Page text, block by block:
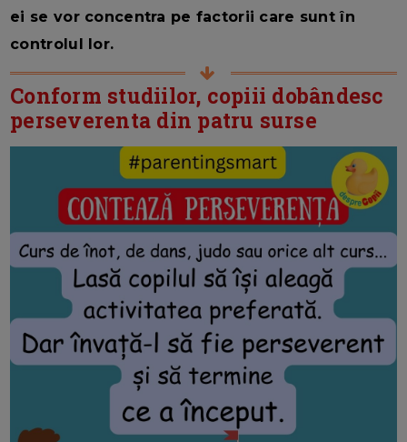
ei se vor concentra pe factorii care sunt în
controlul lor.
Conform studiilor, copiii dobândesc
perseverenta din patru surse